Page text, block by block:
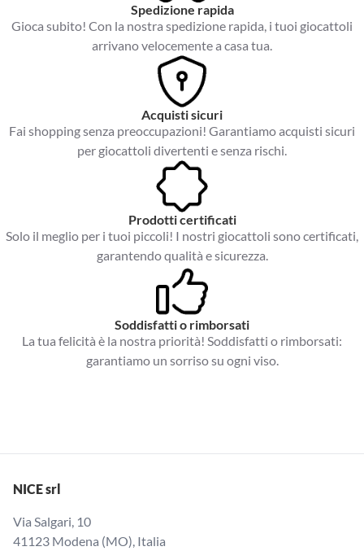
Spedizione rapida
Gioca subito! Con la nostra spedizione rapida, i tuoi giocattoli
arrivano velocemente a casa tua.
Acquisti sicuri
Fai shopping senza preoccupazioni! Garantiamo acquisti sicuri
per giocattoli divertenti e senza rischi.
Prodotti certificati
Solo il meglio per i tuoi piccoli! I nostri giocattoli sono certificati,
garantendo qualità e sicurezza.
Soddisfatti o rimborsati
La tua felicità è la nostra priorità! Soddisfatti o rimborsati:
garantiamo un sorriso su ogni viso.
NICE srl
Via Salgari, 10
41123 Modena (MO), Italia